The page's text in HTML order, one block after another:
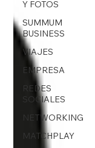
Y FOTOS
SUMMUM
BUSINESS
VIAJES
EMPRESA
REDES
SOCIALES
NETWORKING
MATCHPLAY